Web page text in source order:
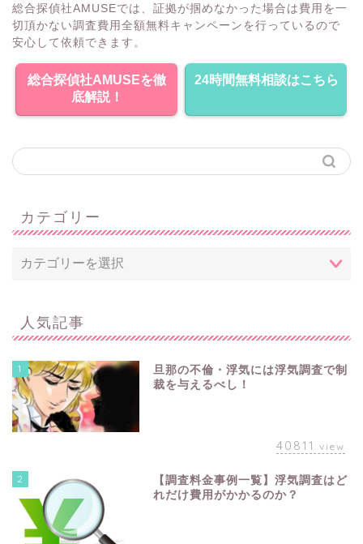
総合探偵社AMUSEでは、証拠が掴めなかった場合は費用を一
切頂かない調査費用全額無料キャンペーンを行っているので
安心して依頼できます。
総合探偵社AMUSEを徹
底解説！
24時間無料相談はこちら
カテゴリー
人気記事
1
旦那の不倫・浮気には浮気調査で制
裁を与えるべし！
40811 view
2
【調査料金事例一覧】浮気調査はど
れだけ費用がかかるのか？